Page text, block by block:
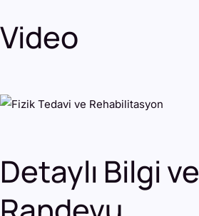
Video
Detaylı Bilgi ve